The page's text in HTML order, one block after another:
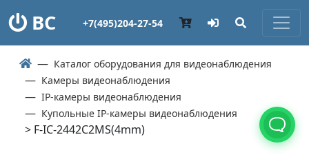
ВС +7(495)204-27-54
Каталог оборудования для видеонаблюдения
Камеры видеонаблюдения
IP-камеры видеонаблюдения
Купольные IP-камеры видеонаблюдения
> F-IC-2442C2MS(4mm)